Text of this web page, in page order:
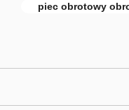
piec obrotowy